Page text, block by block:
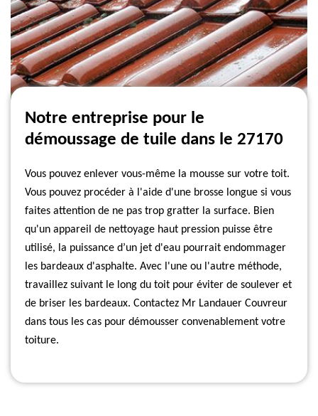
Notre entreprise pour le
démoussage de tuile dans le 27170
Vous pouvez enlever vous-même la mousse sur votre toit.
Vous pouvez procéder à l'aide d'une brosse longue si vous
faites attention de ne pas trop gratter la surface. Bien
qu'un appareil de nettoyage haut pression puisse être
utilisé, la puissance d’un jet d'eau pourrait endommager
les bardeaux d'asphalte. Avec l'une ou l'autre méthode,
travaillez suivant le long du toit pour éviter de soulever et
de briser les bardeaux. Contactez Mr Landauer Couvreur
dans tous les cas pour démousser convenablement votre
toiture.